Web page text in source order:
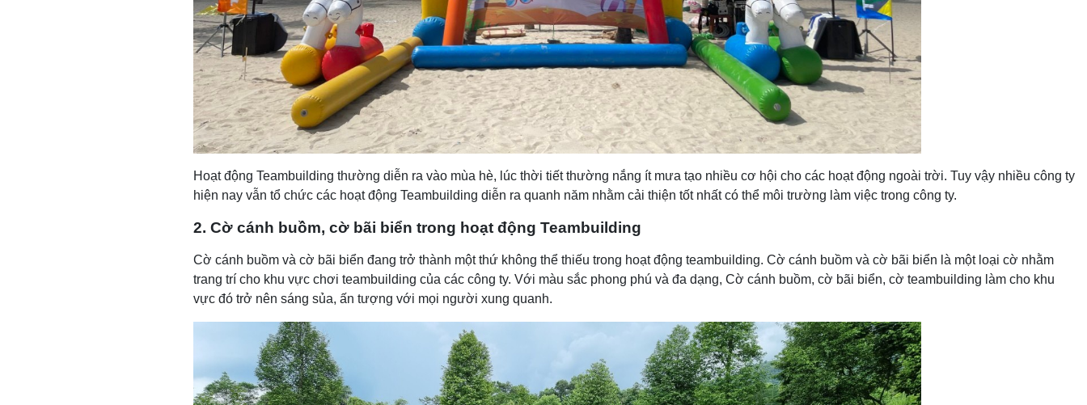
Hoạt động Teambuilding thường diễn ra vào mùa hè, lúc thời tiết thường nắng ít mưa tạo nhiều cơ hội cho các hoạt động ngoài trời. Tuy vậy nhiều công ty
hiện nay vẫn tổ chức các hoạt động Teambuilding diễn ra quanh năm nhằm cải thiện tốt nhất có thể môi trường làm việc trong công ty.
2. Cờ cánh buồm, cờ bãi biển trong hoạt động Teambuilding
Cờ cánh buồm và cờ bãi biển đang trở thành một thứ không thể thiếu trong hoạt động teambuilding. Cờ cánh buồm và cờ bãi biển là một loại cờ nhằm
trang trí cho khu vực chơi teambuilding của các công ty. Với màu sắc phong phú và đa dạng, Cờ cánh buồm, cờ bãi biển, cờ teambuilding làm cho khu
vực đó trở nên sáng sủa, ấn tượng với mọi người xung quanh.